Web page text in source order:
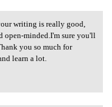
your
writing is really good,
open-minded.I'm sure you'll
you so much for
learn a lot.